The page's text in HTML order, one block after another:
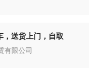
送货上门，自取
有限公司